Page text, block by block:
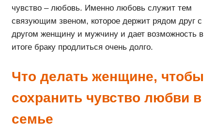
чувство – любовь. Именно любовь служит тем
связующим звеном, которое держит рядом друг с
другом женщину и мужчину и дает возможность в
итоге браку продлиться очень долго.
Что делать женщине, чтобы
сохранить чувство любви в
семье